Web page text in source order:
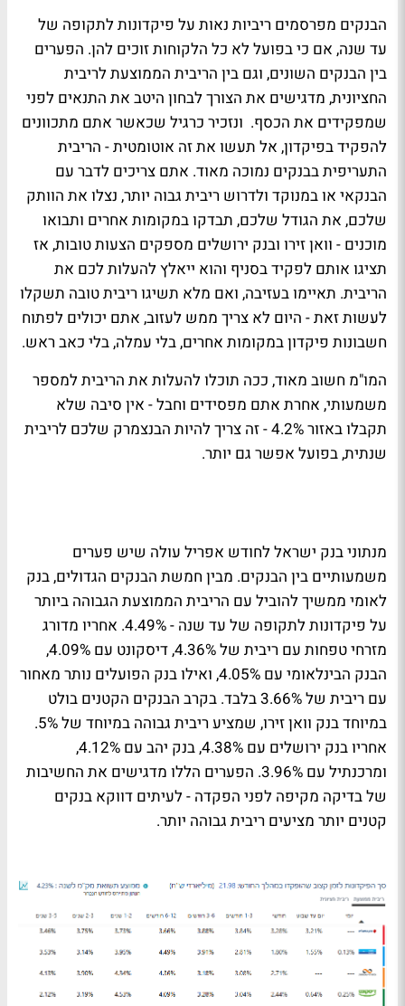
הבנקים מפרסמים ריביות נאות על פיקדונות לתקופה של
עד שנה, אם כי בפועל לא כל הלקוחות זוכים להן. הפערים
בין הבנקים השונים, וגם בין הריבית הממוצעת לריבית
החציונית, מדגישים את הצורך לבחון היטב את התנאים לפני
שמפקידים את הכסף. ונזכיר כרגיל שכאשר אתם מתכוונים
להפקיד בפיקדון, אל תעשו את זה אוטומטית - הריבית
התעריפית בבנקים נמוכה מאוד. אתם צריכים לדבר עם
הבנקאי או במנוקד ולדרוש ריבית גבוה יותר, נצלו את הוותק
שלכם, את הגודל שלכם, תבדקו במקומות אחרים ותבואו
מוכנים - וואן זירו ובנק ירושלים מספקים הצעות טובות, אז
תציגו אותם לפקיד בסניף והוא ייאלץ להעלות לכם את
הריבית. תאיימו בעזיבה, ואם מלא תשיגו ריבית טובה תשקלו
לעשות זאת - היום לא צריך ממש לעזוב, אתם יכולים לפתוח
חשבונות פיקדון במקומות אחרים, בלי עמלה, בלי כאב ראש.
המו"מ חשוב מאוד, ככה תוכלו להעלות את הריבית למספר
משמעותי, אחרת אתם מפסידים וחבל - אין סיבה שלא
תקבלו באזור 4.2% - זה צריך להיות הבנצמרק שלכם לריבית
שנתית, בפועל אפשר גם יותר.
מנתוני בנק ישראל לחודש אפריל עולה שיש פערים
משמעותיים בין הבנקים. מבין חמשת הבנקים הגדולים, בנק
לאומי ממשיך להוביל עם הריבית הממוצעת הגבוהה ביותר
על פיקדונות לתקופה של עד שנה - 4.49%. אחריו מדורג
מזרחי טפחות עם ריבית של 4.36%, דיסקונט עם 4.09%,
הבנק הבינלאומי עם 4.05%, ואילו בנק הפועלים נותר מאחור
עם ריבית של 3.66% בלבד. בקרב הבנקים הקטנים בולט
במיוחד בנק וואן זירו, שמציע ריבית גבוהה במיוחד של 5%.
אחריו בנק ירושלים עם 4.38%, בנק יהב עם 4.12%,
ומרכנתיל עם 3.96%. הפערים הללו מדגישים את החשיבות
של בדיקה מקיפה לפני הפקדה - לעיתים דווקא בנקים
קטנים יותר מציעים ריבית גבוהה יותר.